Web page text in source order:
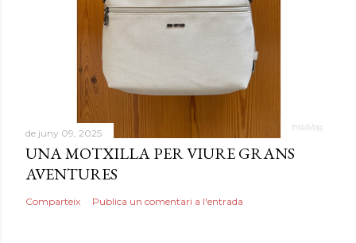
de juny 09, 2025
UNA MOTXILLA PER VIURE GRANS
AVENTURES
Comparteix Publica un comentari a l'entrada